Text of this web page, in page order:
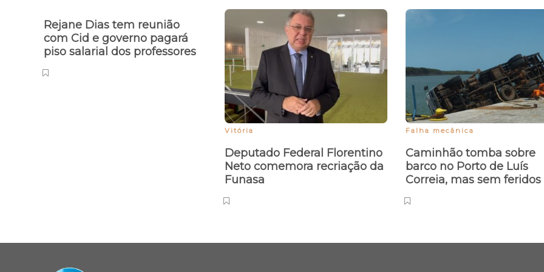
Rejane Dias tem reunião
com Cid e governo pagará
piso salarial dos professores
Vitória
Deputado Federal Florentino
Neto comemora recriação da
Funasa
Falha mecânica
Caminhão tomba sobre
barco no Porto de Luís
Correia, mas sem feridos